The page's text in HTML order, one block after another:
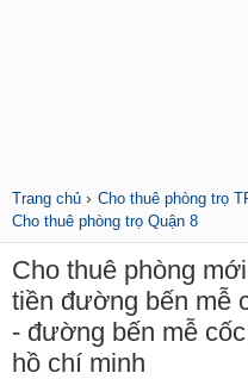
Trang chủ › Cho thuê phòng trọ
Cho thuê phòng trọ Quận 8
Cho thuê phòng
tiền đường bến mễ
- đường bến mễ
hồ chí minh